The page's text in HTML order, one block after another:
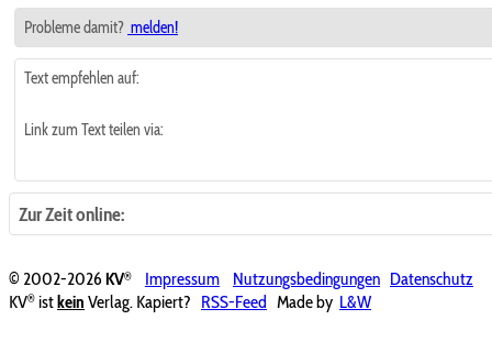
Probleme damit? melden!
Text empfehlen auf:
Link zum Text teilen via:
Zur Zeit online:
© 2002-2026KV® Impressum Nutzungsbedingungen Datenschutz
KV® ist kein Verlag. Kapiert? RSS-Feed Made by L&W